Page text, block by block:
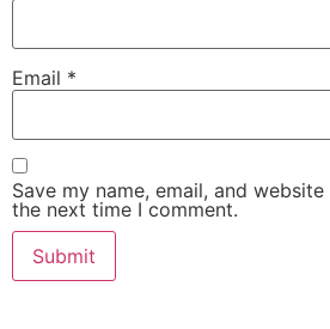
Email *
Save my name, email, and
the next time I comment.